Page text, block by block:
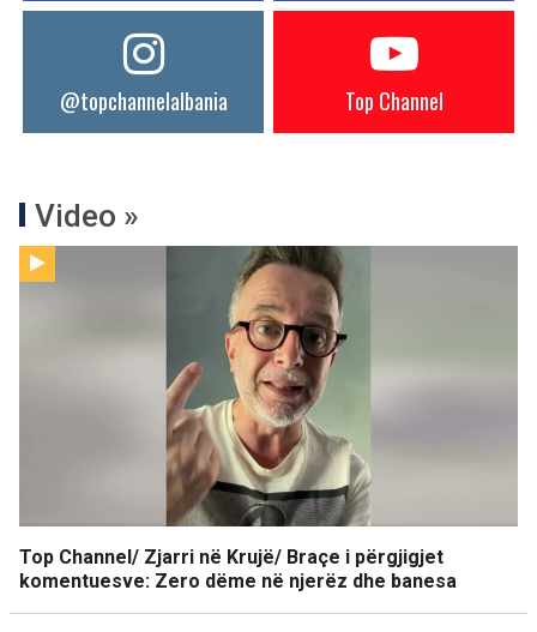
@topchannelalbania Top Channel
Video »
Top Channel/ Zjarri në Krujë/ Braçe i përgjigjet
komentuesve: Zero dëme në njerëz dhe banesa